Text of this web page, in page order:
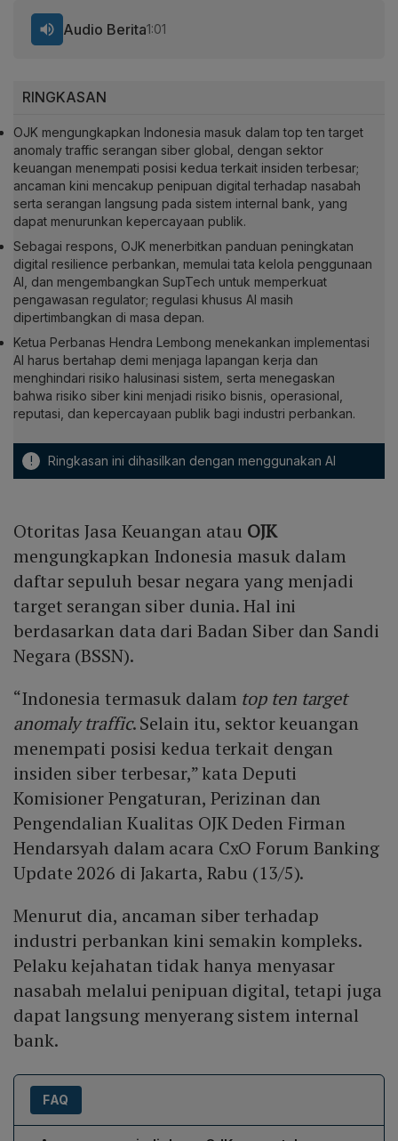
RINGKASAN
OJK mengungkapkan Indonesia masuk dalamtop ten target
anomaly traffic serangan siber global, dengan sektor
keuangan menempati posisi kedua terkait insiden terbesar;
ancaman kini mencakup penipuan digital terhadap nasabah
serta serangan langsung pada sistem internal bank, yang
dapat menurunkan kepercayaan publik.
Sebagai respons, OJK menerbitkan panduan peningkatan
digital resilience perbankan, memulai tata kelola penggunaan
AI, dan mengembangkan SupTech untuk memperkuat
pengawasan regulator; regulasi khusus AI masih
dipertimbangkan di masa depan.
Ketua Perbanas Hendra Lembong menekankan implementasi
AI harus bertahap demi menjaga lapangan kerja dan
menghindari risiko halusinasi sistem, serta menegaskan
bahwa risiko siber kini menjadi risiko bisnis, operasional,
reputasi, dan kepercayaan publik bagi industri perbankan.
! Ringkasan ini dihasilkan dengan menggunakan AI
Audio Berita1:01
Otoritas Jasa Keuangan atau OJK
mengungkapkan Indonesia masuk dalam
daftar sepuluh besar negara yang menjadi
target serangan siber dunia. Hal ini
berdasarkan data dari Badan Siber dan Sandi
Negara (BSSN).
“Indonesia termasuk dalam top ten target
anomaly traffic. Selain itu, sektor keuangan
menempati posisi kedua terkait dengan
insiden siber terbesar,” kata Deputi
Komisioner Pengaturan, Perizinan dan
Pengendalian Kualitas OJK Deden Firman
Hendarsyah dalam acara CxO Forum Banking
Update 2026 di Jakarta, Rabu (13/5).
Menurut dia, ancaman siber terhadap
industri perbankan kini semakin kompleks.
Pelaku kejahatan tidak hanya menyasar
nasabah melalui penipuan digital, tetapi juga
dapat langsung menyerang sistem internal
bank.
FAQ